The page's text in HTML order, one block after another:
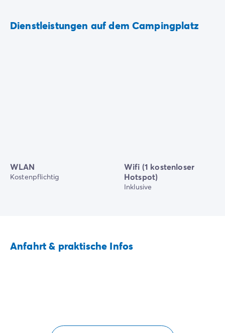
Dienstleistungen auf dem Campingplatz
WLAN
Kostenpflichtig
Wifi (1 kostenloser
Hotspot)
Inklusive
Anfahrt & praktische Infos